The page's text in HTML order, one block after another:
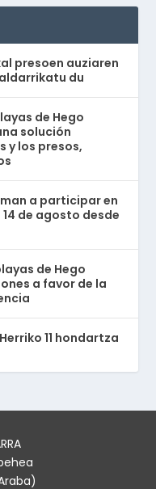
presoen auziaren
du
de Hego
solución
y los presos,
a participar en
de agosto desde
de Hego
a favor de la
11 hondartza